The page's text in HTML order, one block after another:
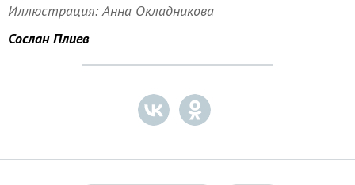
Иллюстрация: Анна Окладникова
Сослан Плиев